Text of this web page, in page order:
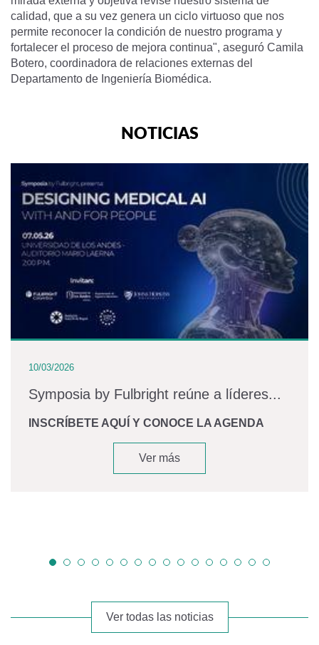
calidad, que a su vez genera un ciclo virtuoso que nos
permite reconocer la condición de nuestro programa y
fortalecer el proceso de mejora continua", aseguró Camila
Botero, coordinadora de relaciones externas del
Departamento de Ingeniería Biomédica.
NOTICIAS
10/03/2026
Symposia by Fulbright reúne a líderes...
INSCRÍBETE AQUÍ Y CONOCE LA AGENDA
Ver más
Ver todas las noticias